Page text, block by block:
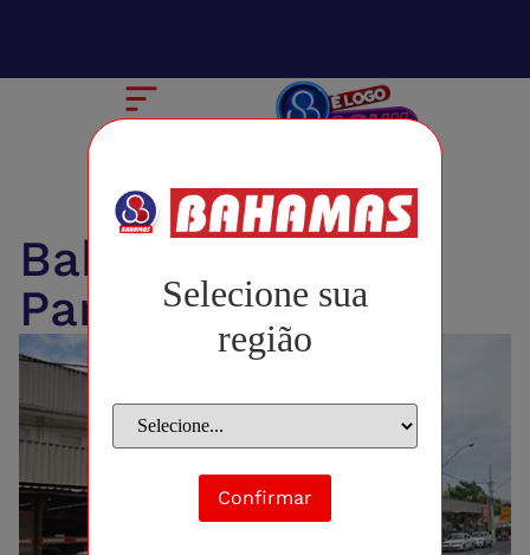
Selecione sua
região
Confirmar
Bahamas Além
Paraíba